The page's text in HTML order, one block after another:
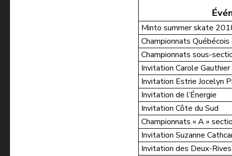
Minto summer skate
Championnats
Championnats sous-
Invitation Carole
Invitation Estrie Jocelyn
Invitation de l’Énergie
Invitation Côte du Sud
Championnats « A »
Invitation Suzanne
Invitation des Deux-Rives